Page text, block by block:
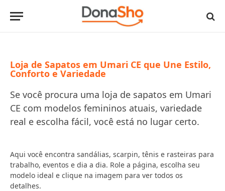
Loja de Sapatos em Umari CE que Une Estilo,
Conforto e Variedade
Se você procura uma loja de sapatos em Umari
CE com modelos femininos atuais, variedade
real e escolha fácil, você está no lugar certo.
Aqui você encontra sandálias, scarpin, tênis e rasteiras para
trabalho, eventos e dia a dia. Role a página, escolha seu
modelo ideal e clique na imagem para ver todos os
detalhes.